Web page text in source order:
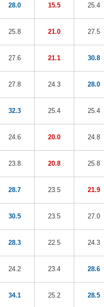
28.0 15.5 25.4
25.8 21.0 27.5
27.6 21.1 30.8
27.8 24.3 28.0
32.3 25.4 25.4
24.6 20.0 24.8
23.8 20.8 25.8
28.7 23.5 21.9
30.5 23.5 27.0
28.3 22.5 24.3
24.2 23.4 28.6
34.1 25.2 28.5